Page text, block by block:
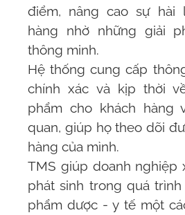
điểm, nâng cao sự hài
hàng nhờ những giải
thông minh.
Hệ thống cung cấp
chính xác và kịp thời
phẩm cho khách hàng
quan, giúp họ theo dõi
hàng của mình.
TMS giúp doanh nghiệp
phát sinh trong quá trình
phẩm dược - y tế một